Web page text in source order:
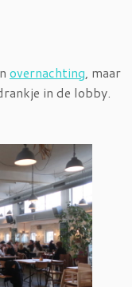
overnachting, maar
in de lobby.